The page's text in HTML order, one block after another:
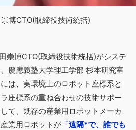
博CTO(取締役技術統括)
崇博CTO(取締役技術統括)がシステ
慶應義塾大学理工学部 杉本研究室
は、実環境上のロボット座標系と
座標系の重ね合わせの技術サポー
て、既存の産業用ロボットメーカ
業用ロボットが 「遠隔*で、誰でも